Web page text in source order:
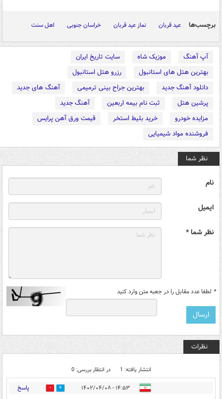
برچسب‌ها عید قربان نماز عید قربان خراسان جنوبی اهل سنت
آپ آهنگ موزیک شاه
سایت تاریخ ایران
بهترین هتل های استانبول
رزرو هتل استانبول
دانلود آهنگ جدید
بهترین جراح بینی ترمیمی
آهنگ های جدید
پرشین هتل
ثبت نام بیمه اربعین
آهنگ جدید
مزایده خودرو
خرید بلیط استخر
قیمت ورق آهن پرایس
فروشنده مواد شیمیایی
نظر شما
نام
ایمیل
نظر شما *
* لطفا عدد مقابل را در جعبه متن وارد کنید
نظرات
انتشار یافته: 1 در انتظار بررسی: 0
۱۴:۵۳ - ۱۴۰۲/۰۴/۰۸ 0 پاسخ